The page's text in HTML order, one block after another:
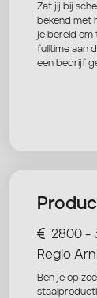
Zat jij bij
bekend met
je bereid om
fulltime aan
een bedrijf
2800 -
Regio
Ben je op